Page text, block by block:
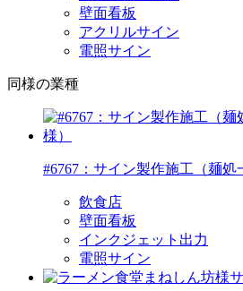
壁面看板
アクリルサイン
電照サイン
同様の業種
#6767：サイン製作施工（麺
飲食店
壁面看板
インクジェット出力
電照サイン